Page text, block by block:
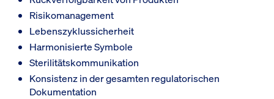
Risikomanagement
Lebenszyklussicherheit
Harmonisierte Symbole
Sterilitätskommunikation
Konsistenz in der gesamten regulatorischen
Dokumentation